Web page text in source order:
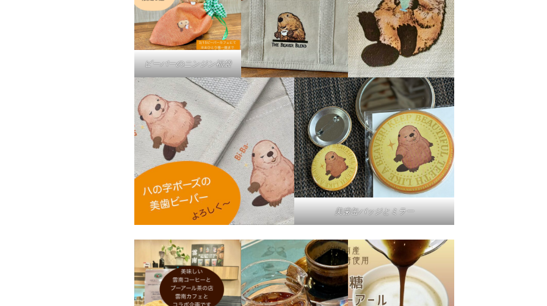
ビーバーのニンジン福袋
美歯缶バッジとミラー